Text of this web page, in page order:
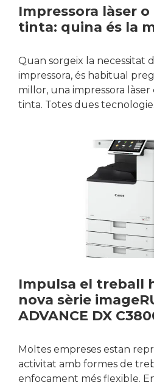
Impressora làser
tinta: quina és la
Quan sorgeix la necessitat
impressora, és habitual
millor, una impressora
tinta. Totes dues
Impulsa el treball
nova sèrie
ADVANCE DX
Moltes empreses estan
activitat amb formes de
enfocament més flexible.